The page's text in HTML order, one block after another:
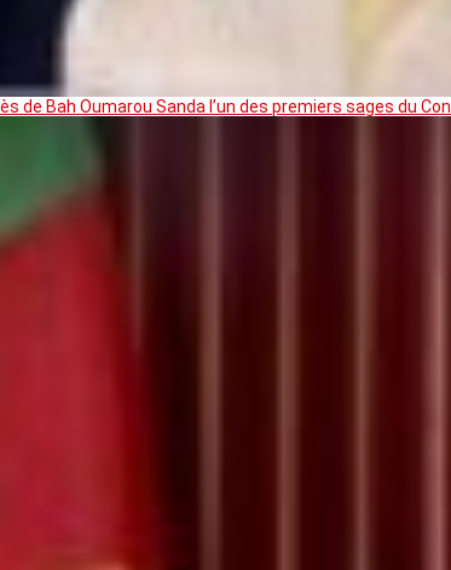
de Bah Oumarou Sanda l’un des premiers sages du